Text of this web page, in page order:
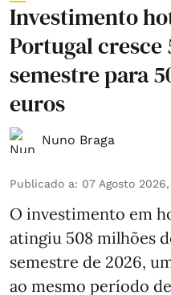
Investimento
Portugal cresce
semestre para
euros
Nuno Braga
Publicado a: 07 Agosto
O investimento em
atingiu 508 milhões
semestre de 2026,
ao mesmo período